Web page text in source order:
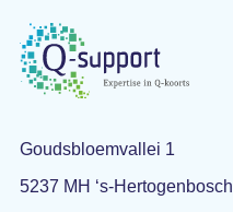
Goudsbloemvallei 1
5237 MH ‘s-Hertogenbosch